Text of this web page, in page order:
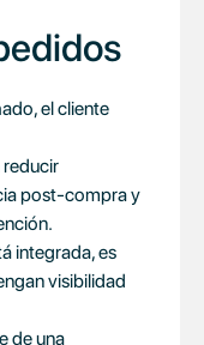
el cliente
reducir
post-compra y
integrada, es
visibilidad
de una